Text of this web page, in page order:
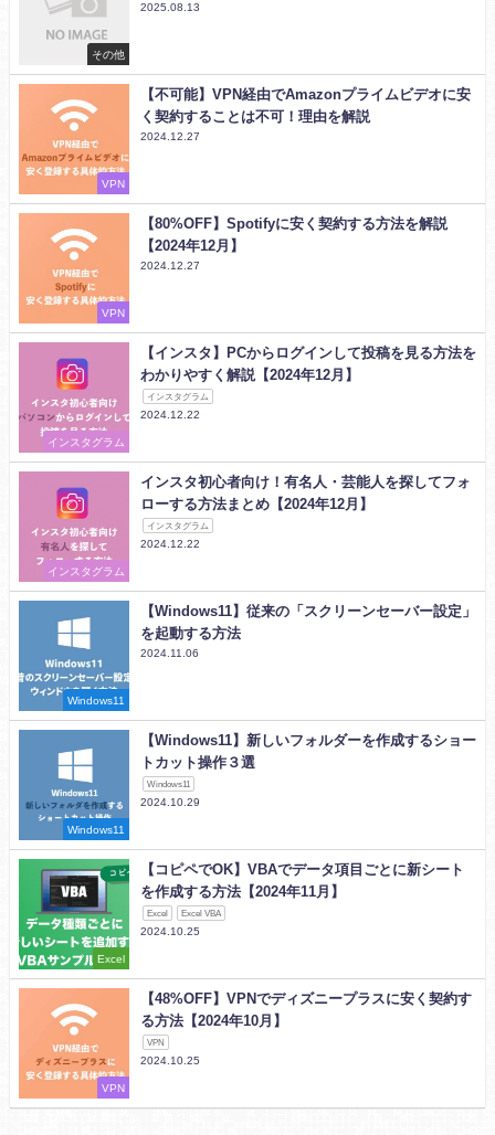
その他
2025.08.13
VPN
【不可能】VPN経由でAmazonプライムビデオに安
く契約することは不可！理由を解説
2024.12.27
VPN
【80%OFF】Spotifyに安く契約する方法を解説
【2024年12月】
2024.12.27
インスタグラム
【インスタ】PCからログインして投稿を見る方法を
わかりやすく解説【2024年12月】
インスタグラム
2024.12.22
インスタグラム
インスタ初心者向け！有名人・芸能人を探してフォ
ローする方法まとめ【2024年12月】
インスタグラム
2024.12.22
Windows11
【Windows11】従来の「スクリーンセーバー設定」
を起動する方法
2024.11.06
Windows11
【Windows11】新しいフォルダーを作成するショー
トカット操作３選
Windows11
2024.10.29
Excel
【コピペでOK】VBAでデータ項目ごとに新シート
を作成する方法【2024年11月】
Excel Excel VBA
2024.10.25
VPN
【48%OFF】VPNでディズニープラスに安く契約す
る方法【2024年10月】
VPN
2024.10.25